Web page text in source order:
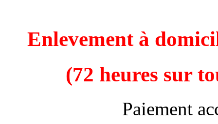
Enlevement à
(72 heures sur
Paiement